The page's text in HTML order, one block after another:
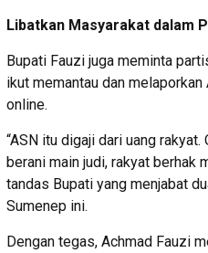
Libatkan Masyarakat dalam
Bupati Fauzi juga meminta
ikut memantau dan
online.
“ASN itu digaji dari uang
berani main judi, rakyat berhak
tandas Bupati yang menjabat
Sumenep ini.
Dengan tegas, Achmad Fauzi